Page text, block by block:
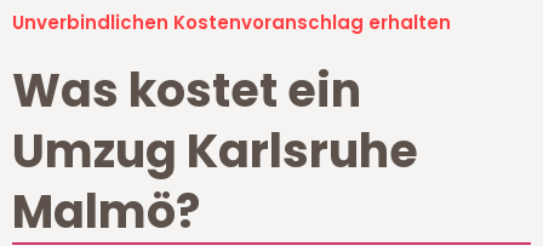
Unverbindlichen Kostenvoranschlag erhalten
Was kostet ein
Umzug Karlsruhe
Malmö?